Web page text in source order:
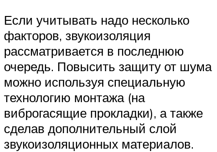
Если учитывать надо несколько
факторов, звукоизоляция
рассматривается в последнюю
очередь. Повысить защиту от шума
можно используя специальную
технологию монтажа (на
виброгасящие прокладки), а также
сделав дополнительный слой
звукоизоляционных материалов.